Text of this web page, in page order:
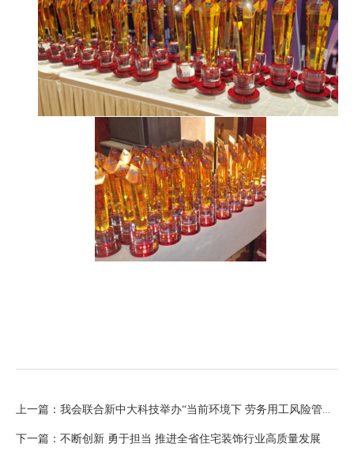
下一篇：不断创新 勇于担当 推进全省住宅装饰行业高质量发展